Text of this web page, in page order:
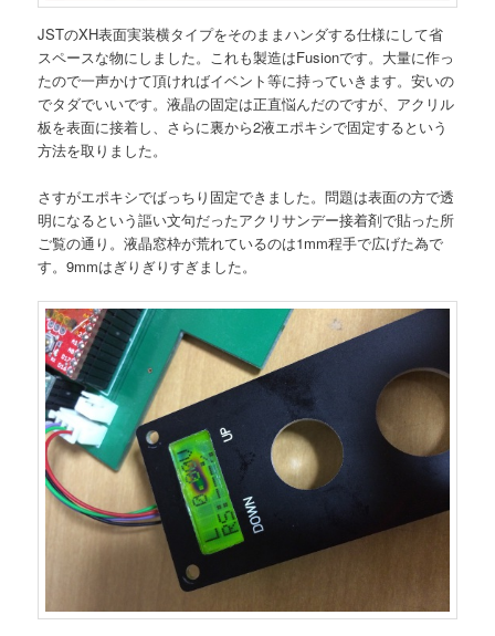
JSTのXH表面実装横タイプをそのままハンダする仕様にして省
スペースな物にしました。これも製造はFusionです。大量に作っ
たので一声かけて頂ければイベント等に持っていきます。安いの
でタダでいいです。液晶の固定は正直悩んだのですが、アクリル
板を表面に接着し、さらに裏から2液エポキシで固定するという
方法を取りました。
さすがエポキシでばっちり固定できました。問題は表面の方で透
明になるという謳い文句だったアクリサンデー接着剤で貼った所
ご覧の通り。液晶窓枠が荒れているのは1mm程手で広げた為で
す。9mmはぎりぎりすぎました。